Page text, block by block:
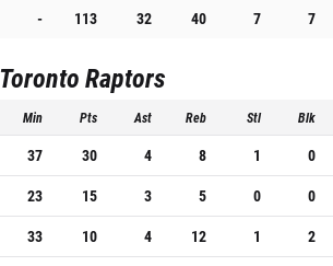
- 113 32 40 7 7
Toronto Raptors
Min Pts Ast Reb Stl Blk
37 30 4 8 1
0
23 15 3 5 0
0
33 10 4 12 1
2